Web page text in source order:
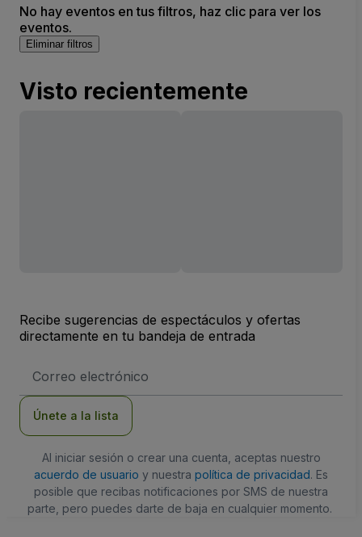
No hay eventos en tus filtros, haz clic para ver los
eventos.
Eliminar filtros
Visto recientemente
Recibe sugerencias de espectáculos y ofertas
directamente en tu bandeja de entrada
de
Únete a la lista
Al iniciar sesión o crear una cuenta, aceptas nuestro
acuerdo de usuario y nuestra política de privacidad. Es
posible que recibas notificaciones por SMS de nuestra
parte, pero puedes darte de baja en cualquier momento.